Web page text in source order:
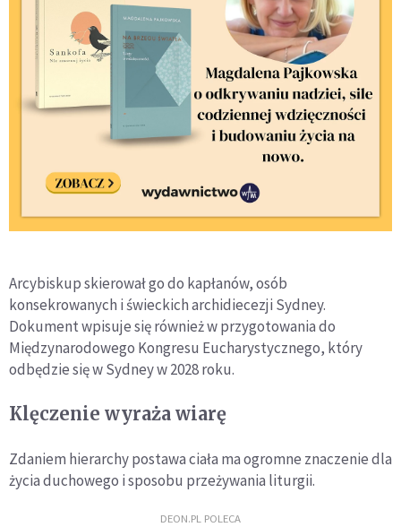
Arcybiskup skierował go do kapłanów, osób
konsekrowanych i świeckich archidiecezji Sydney.
Dokument wpisuje się również w przygotowania do
Międzynarodowego Kongresu Eucharystycznego, który
odbędzie się w Sydney w 2028 roku.
Klęczenie wyraża wiarę
Zdaniem hierarchy postawa ciała ma ogromne znaczenie dla
życia duchowego i sposobu przeżywania liturgii.
DEON.PL POLECA